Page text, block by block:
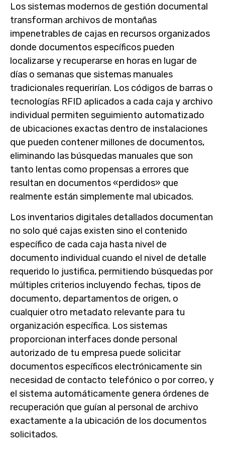
Los sistemas modernos de gestión documental
transforman archivos de montañas
impenetrables de cajas en recursos organizados
donde documentos específicos pueden
localizarse y recuperarse en horas en lugar de
días o semanas que sistemas manuales
tradicionales requerirían. Los códigos de barras o
tecnologías RFID aplicados a cada caja y archivo
individual permiten seguimiento automatizado
de ubicaciones exactas dentro de instalaciones
que pueden contener millones de documentos,
eliminando las búsquedas manuales que son
tanto lentas como propensas a errores que
resultan en documentos «perdidos» que
realmente están simplemente mal ubicados.
Los inventarios digitales detallados documentan
no solo qué cajas existen sino el contenido
específico de cada caja hasta nivel de
documento individual cuando el nivel de detalle
requerido lo justifica, permitiendo búsquedas por
múltiples criterios incluyendo fechas, tipos de
documento, departamentos de origen, o
cualquier otro metadato relevante para tu
organización específica. Los sistemas
proporcionan interfaces donde personal
autorizado de tu empresa puede solicitar
documentos específicos electrónicamente sin
necesidad de contacto telefónico o por correo, y
el sistema automáticamente genera órdenes de
recuperación que guían al personal de archivo
exactamente a la ubicación de los documentos
solicitados.